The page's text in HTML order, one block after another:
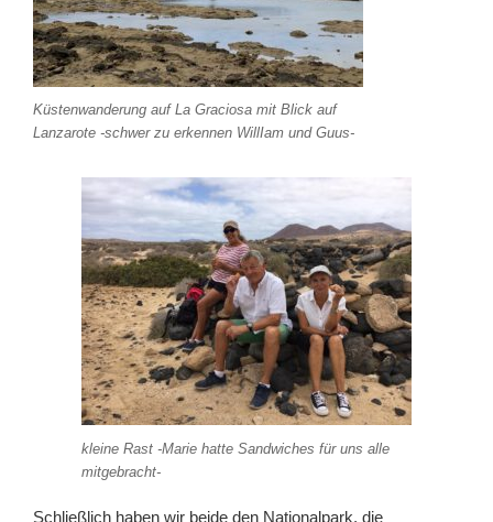
Küstenwanderung auf La Graciosa mit Blick auf
Lanzarote -schwer zu erkennen WillIam und Guus-
kleine Rast -Marie hatte Sandwiches für uns alle
mitgebracht-
Schließlich haben wir beide den Nationalpark, die